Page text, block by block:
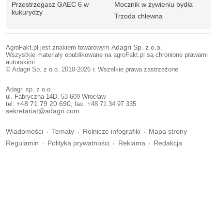
Przestrzegasz GAEC 6 w
kukurydzy
Mocznik w żywieniu bydła
Trzoda chlewna
AgroFakt.pl jest znakiem towarowym Adagri Sp. z o.o.
Wszystkie materiały opublikowane na agroFakt.pl są chronione prawami
autorskimi
© Adagri Sp. z o.o. 2010-2026 r. Wszelkie prawa zastrzeżone.
Adagri sp. z o.o.
ul. Fabryczna 14D, 53-609 Wrocław
tel. +48 71 79 20 690 , fax. +48 71 34 97 335
sekretariat@adagri.com
Wiadomości Tematy Rolnicze infografiki
Mapa strony
Regulamin
Polityka prywatności Reklama Redakcja